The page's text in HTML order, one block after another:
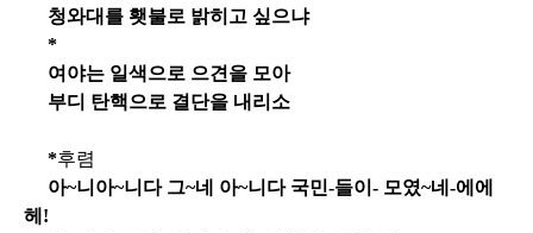
청와대를 횃불로 밝히고 싶으냐
*
여야는 일색으로 으견을 모아
부디 탄핵으로 결단을 내리소
*후렴
아~니아~니다 그~네 아~니다 국민-들이- 모였~네-에에
헤!